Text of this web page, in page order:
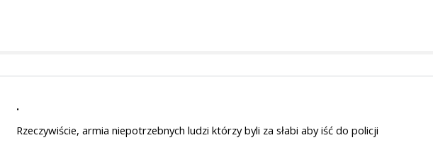
.
Rzeczywiście, armia niepotrzebnych ludzi którzy byli za słabi aby iść do policji